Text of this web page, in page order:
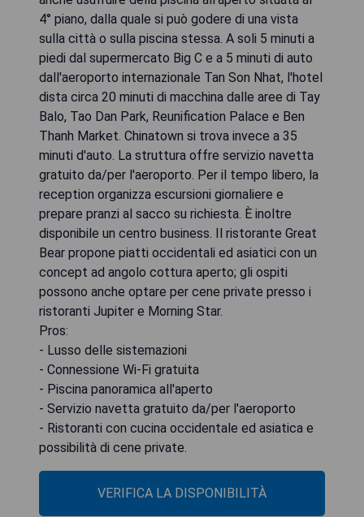
4° piano, dalla quale si può godere di una vista
sulla città o sulla piscina stessa. A soli 5 minuti a
piedi dal supermercato Big C e a 5 minuti di auto
dall'aeroporto internazionale Tan Son Nhat, l'hotel
dista circa 20 minuti di macchina dalle aree di Tay
Balo, Tao Dan Park, Reunification Palace e Ben
Thanh Market. Chinatown si trova invece a 35
minuti d'auto. La struttura offre servizio navetta
gratuito da/per l'aeroporto. Per il tempo libero, la
reception organizza escursioni giornaliere e
prepare pranzi al sacco su richiesta. È inoltre
disponibile un centro business. Il ristorante Great
Bear propone piatti occidentali ed asiatici con un
concept ad angolo cottura aperto; gli ospiti
possono anche optare per cene private presso i
ristoranti Jupiter e Morning Star.
Pros:
- Lusso delle sistemazioni
- Connessione Wi-Fi gratuita
- Piscina panoramica all'aperto
- Servizio navetta gratuito da/per l'aeroporto
- Ristoranti con cucina occidentale ed asiatica e
possibilità di cene private.
VERIFICA LA DISPONIBILITÀ